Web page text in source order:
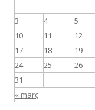
« març
3
4 5
10
11 12
17
18 19
24
25 26
31